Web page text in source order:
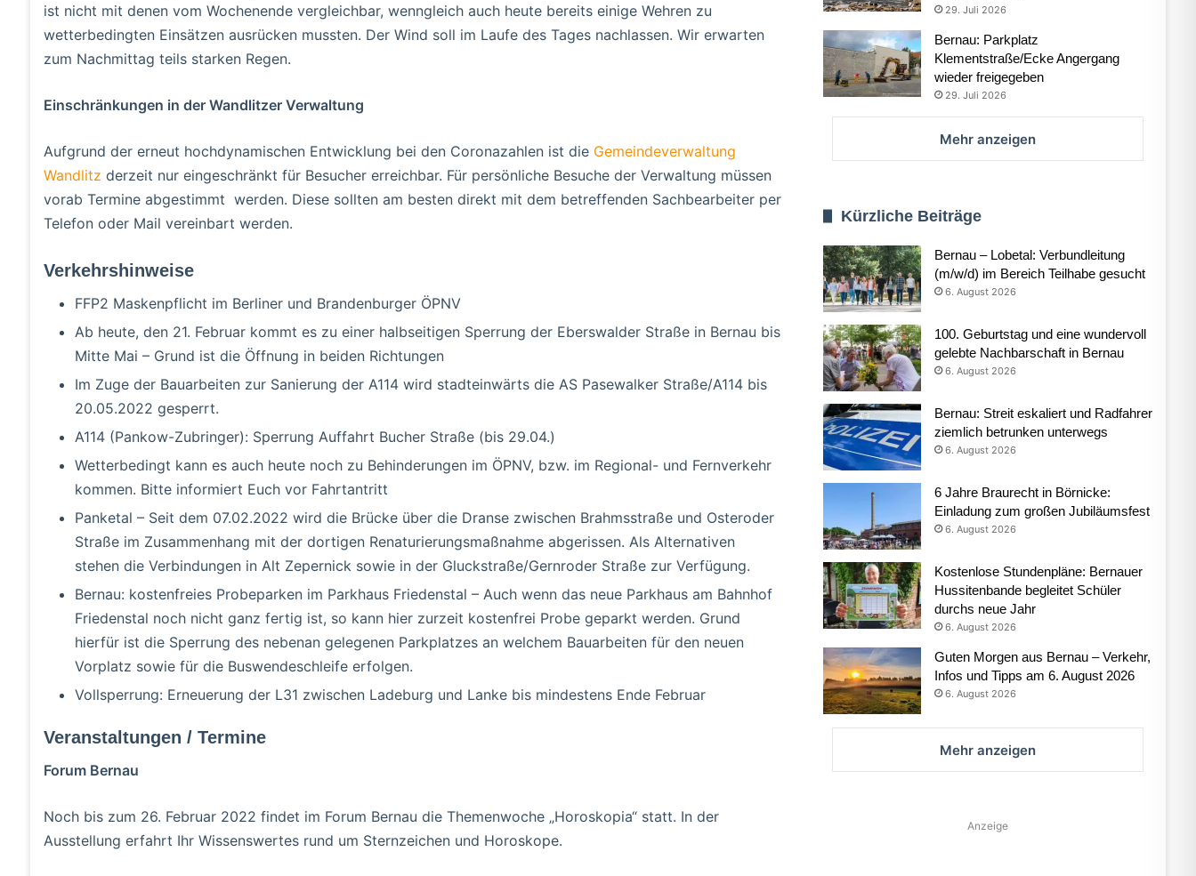
ist nicht mit denen vom Wochenende vergleichbar, wenngleich auch heute bereits einige Wehren zu
wetterbedingten Einsätzen ausrücken mussten. Der Wind soll im Laufe des Tages nachlassen. Wir erwarten
zum Nachmittag teils starken Regen.
Einschränkungen in der Wandlitzer Verwaltung
Aufgrund der erneut hochdynamischen Entwicklung bei den Coronazahlen ist die Gemeindeverwaltung
Wandlitz derzeit nur eingeschränkt für Besucher erreichbar. Für persönliche Besuche der Verwaltung müssen
vorab Termine abgestimmt werden. Diese sollten am besten direkt mit dem betreffenden Sachbearbeiter per
Telefon oder Mail vereinbart werden.
Verkehrshinweise
FFP2 Maskenpflicht im Berliner und Brandenburger ÖPNV
Ab heute, den 21. Februar kommt es zu einer halbseitigen Sperrung der Eberswalder Straße in Bernau bis
Mitte Mai – Grund ist die Öffnung in beiden Richtungen
Im Zuge der Bauarbeiten zur Sanierung der A114 wird stadteinwärts die AS Pasewalker Straße/A114 bis
20.05.2022 gesperrt.
A114 (Pankow-Zubringer): Sperrung Auffahrt Bucher Straße (bis 29.04.)
Wetterbedingt kann es auch heute noch zu Behinderungen im ÖPNV, bzw. im Regional- und Fernverkehr
kommen. Bitte informiert Euch vor Fahrtantritt
Panketal – Seit dem 07.02.2022 wird die Brücke über die Dranse zwischen Brahmsstraße und Osteroder
Straße im Zusammenhang mit der dortigen Renaturierungsmaßnahme abgerissen. Als Alternativen
stehen die Verbindungen in Alt Zepernick sowie in der Gluckstraße/Gernroder Straße zur Verfügung.
Bernau: kostenfreies Probeparken im Parkhaus Friedenstal – Auch wenn das neue Parkhaus am Bahnhof
Friedenstal noch nicht ganz fertig ist, so kann hier zurzeit kostenfrei Probe geparkt werden. Grund
hierfür ist die Sperrung des nebenan gelegenen Parkplatzes an welchem Bauarbeiten für den neuen
Vorplatz sowie für die Buswendeschleife erfolgen.
Vollsperrung: Erneuerung der L31 zwischen Ladeburg und Lanke bis mindestens Ende Februar
Veranstaltungen / Termine
Forum Bernau
Noch bis zum 26. Februar 2022 findet im Forum Bernau die Themenwoche „Horoskopia“ statt. In der
Ausstellung erfahrt Ihr Wissenswertes rund um Sternzeichen und Horoskope.
29. Juli 2026
Bernau: Parkplatz
Klementstraße/Ecke Angergang
wieder freigegeben
29. Juli 2026
Mehr anzeigen
Kürzliche Beiträge
Bernau – Lobetal: Verbundleitung
(m/w/d) im Bereich Teilhabe gesucht
6. August 2026
100. Geburtstag und eine wundervoll
gelebte Nachbarschaft in Bernau
6. August 2026
Bernau: Streit eskaliert und Radfahrer
ziemlich betrunken unterwegs
6. August 2026
6 Jahre Braurecht in Börnicke:
Einladung zum großen Jubiläumsfest
6. August 2026
Kostenlose Stundenpläne: Bernauer
Hussitenbande begleitet Schüler
durchs neue Jahr
6. August 2026
Guten Morgen aus Bernau – Verkehr,
Infos und Tipps am 6. August 2026
6. August 2026
Mehr anzeigen
Anzeige